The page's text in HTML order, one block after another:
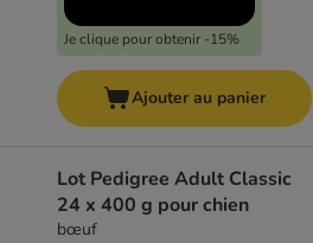
Je clique pour obtenir -15%
Ajouter au panier
Lot Pedigree Adult Classic
24 x 400 g pour chien
bœuf